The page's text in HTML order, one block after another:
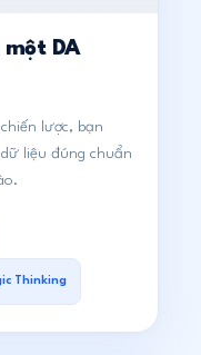
DA
lược, bạn
liệu đúng chuẩn
Thinking